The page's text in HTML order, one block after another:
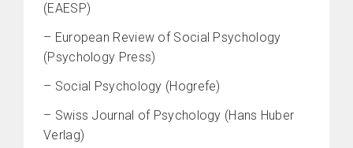
(EAESP)
– European Review of Social Psychology
(Psychology Press)
– Social Psychology (Hogrefe)
– Swiss Journal of Psychology (Hans Huber
Verlag)